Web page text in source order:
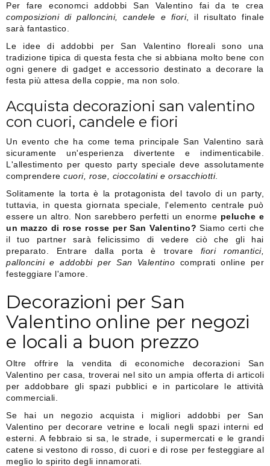
Per fare economci addobbi San Valentino fai da te crea
composizioni di palloncini, candele e fiori, il risultato finale
sarà fantastico.
Le idee di addobbi per San Valentino floreali sono una
tradizione tipica di questa festa che si abbiana molto bene con
ogni genere di gadget e accessorio destinato a decorare la
festa più attesa della coppie, ma non solo.
Acquista decorazioni san valentino
con cuori, candele e fiori
Un evento che ha come tema principale San Valentino sarà
sicuramente un'esperienza divertente e indimenticabile.
L'allestimento per questo party speciale deve assolutamente
comprendere cuori, rose, cioccolatini e orsacchiotti.
Solitamente la torta è la protagonista del tavolo di un party,
tuttavia, in questa giornata speciale, l'elemento centrale può
essere un altro. Non sarebbero perfetti un enorme peluche e
un mazzo di rose rosse per San Valentino? Siamo certi che
il tuo partner sarà felicissimo di vedere ciò che gli hai
preparato. Entrare dalla porta è trovare fiori romantici,
palloncini e addobbi per San Valentino comprati online per
festeggiare l'amore.
Decorazioni per San
Valentino online per negozi
e locali a buon prezzo
Oltre offrire la vendita di economiche decorazioni San
Valentino per casa, troverai nel sito un ampia offerta di articoli
per addobbare gli spazi pubblici e in particolare le attività
commerciali.
Se hai un negozio acquista i migliori addobbi per San
Valentino per decorare vetrine e locali negli spazi interni ed
esterni. A febbraio si sa, le strade, i supermercati e le grandi
catene si vestono di rosso, di cuori e di rose per festeggiare al
meglio lo spirito degli innamorati.